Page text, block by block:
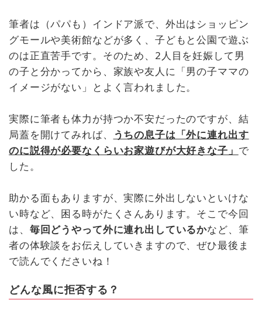
筆者は（パパも）インドア派で、外出はショッピン
グモールや美術館などが多く、子どもと公園で遊ぶ
のは正直苦手です。そのため、2人目を妊娠して男
の子と分かってから、家族や友人に「男の子ママの
イメージがない」とよく言われました。
実際に筆者も体力が持つか不安だったのですが、結
局蓋を開けてみれば、
うちの息子は「外に連れ出す
のに説得が必要なくらいお家遊びが大好きな子」 で
した。
助かる面もありますが、実際に外出しないといけな
い時など、困る時がたくさんあります。そこで今回
は、 毎回どうやって外に連れ出しているかなど、筆
者の体験談をお伝えしていきますので、ぜひ最後ま
で読んでくださいね！
どんな風に拒否する？